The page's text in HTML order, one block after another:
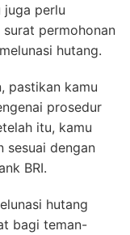
juga perlu
permohonan
hutang.
pastikan kamu
prosedur
itu, kamu
sesuai dengan
BRI.
hutang
bagi teman-